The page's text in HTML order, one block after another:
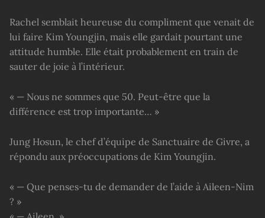
Rachel semblait heureuse du compliment que venait de
lui faire Kim Youngjin, mais elle gardait pourtant une
attitude humble. Elle était probablement en train de
sauter de joie à l’intérieur.
« — Nous ne sommes que 50. Peut-être que la
différence est trop importante… »
Jung Hosun, le chef d’équipe de Sanctuaire de Givre, a
répondu aux préoccupations de Kim Youngjin.
« — Que penses-tu de demander de l’aide à Aileen-Nim
? »